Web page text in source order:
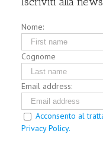
Nome:
Cognome
Email address:
Acconsento al
Privacy Policy.